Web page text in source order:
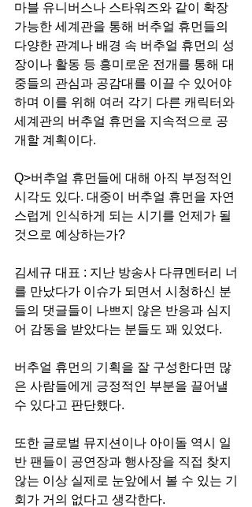
마블 유니버스나 스타워즈와 같이 확장
가능한 세계관을 통해 버추얼 휴먼들의
다양한 관계나 배경 속 버추얼 휴먼의 성
장이나 활동 등 흥미로운 전개를 통해 대
중들의 관심과 공감대를 이끌 수 있어야
하며 이를 위해 여러 각기 다른 캐릭터와
세계관의 버추얼 휴먼을 지속적으로 공
개할 계획이다.
Q>버추얼 휴먼들에 대해 아직 부정적인
시각도 있다. 대중이 버추얼 휴먼을 자연
스럽게 인식하게 되는 시기를 언제가 될
것으로 예상하는가?
김세규 대표 : 지난 방송사 다큐멘터리 너
를 만났다가 이슈가 되면서 시청하신 분
들의 댓글들이 나쁘지 않은 반응과 심지
어 감동을 받았다는 분들도 꽤 있었다.
버추얼 휴먼의 기획을 잘 구성한다면 많
은 사람들에게 긍정적인 부분을 끌어낼
수 있다고 판단했다.
또한 글로벌 뮤지션이나 아이돌 역시 일
반 팬들이 공연장과 행사장을 직접 찾지
않는 이상 실제로 눈앞에서 볼 수 있는 기
회가 거의 없다고 생각한다.